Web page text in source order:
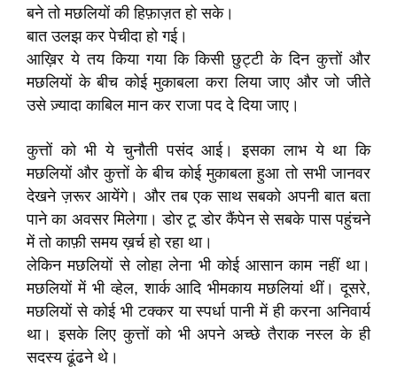
बने तो मछलियों की हिफ़ाज़त हो सके।
बात उलझ कर पेचीदा हो गई।
आख़िर ये तय किया गया कि किसी छुट्टी के दिन कुत्तों और
मछलियों के बीच कोई मुकाबला करा लिया जाए और जो जीते
उसे ज़्यादा काबिल मान कर राजा पद दे दिया जाए।
कुत्तों को भी ये चुनौती पसंद आई। इसका लाभ ये था कि
मछलियों और कुत्तों के बीच कोई मुकाबला हुआ तो सभी जानवर
देखने ज़रूर आयेंगे। और तब एक साथ सबको अपनी बात बता
पाने का अवसर मिलेगा। डोर टू डोर कैंपेन से सबके पास पहुंचने
में तो काफ़ी समय ख़र्च हो रहा था।
लेकिन मछलियों से लोहा लेना भी कोई आसान काम नहीं था।
मछलियों में भी व्हेल, शार्क आदि भीमकाय मछलियां थीं। दूसरे,
मछलियों से कोई भी टक्कर या स्पर्धा पानी में ही करना अनिवार्य
था। इसके लिए कुत्तों को भी अपने अच्छे तैराक नस्ल के ही
सदस्य ढूंढने थे।